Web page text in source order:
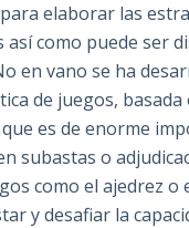
elaborar las
así como puede ser
en vano se ha
de juegos, basada
es de enorme
subastas o
como el ajedrez o
y desafiar la